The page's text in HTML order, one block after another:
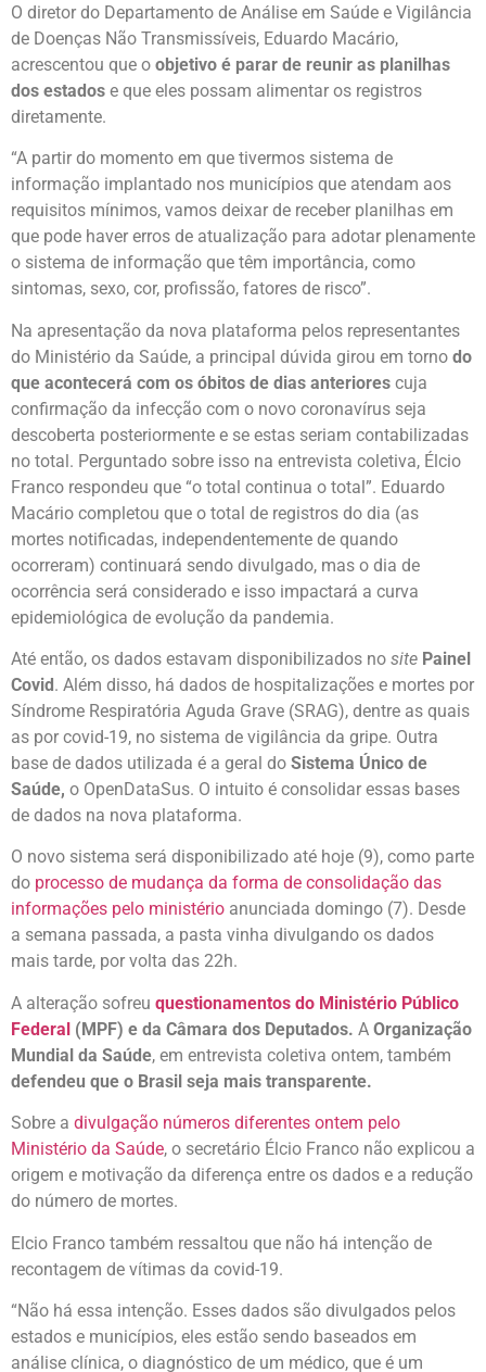
O diretor do Departamento de Análise em Saúde e Vigilância
de Doenças Não Transmissíveis, Eduardo Macário,
acrescentou que o objetivo é parar de reunir as planilhas
dos estados e que eles possam alimentar os registros
diretamente.
“A partir do momento em que tivermos sistema de
informação implantado nos municípios que atendam aos
requisitos mínimos, vamos deixar de receber planilhas em
que pode haver erros de atualização para adotar plenamente
o sistema de informação que têm importância, como
sintomas, sexo, cor, profissão, fatores de risco”.
Na apresentação da nova plataforma pelos representantes
do Ministério da Saúde, a principal dúvida girou em torno do
que acontecerá com os óbitos de dias anteriores cuja
confirmação da infecção com o novo coronavírus seja
descoberta posteriormente e se estas seriam contabilizadas
no total. Perguntado sobre isso na entrevista coletiva, Élcio
Franco respondeu que “o total continua o total”. Eduardo
Macário completou que o total de registros do dia (as
mortes notificadas, independentemente de quando
ocorreram) continuará sendo divulgado, mas o dia de
ocorrência será considerado e isso impactará a curva
epidemiológica de evolução da pandemia.
Até então, os dados estavam disponibilizados no site Painel
Covid. Além disso, há dados de hospitalizações e mortes por
Síndrome Respiratória Aguda Grave (SRAG), dentre as quais
as por covid-19, no sistema de vigilância da gripe. Outra
base de dados utilizada é a geral do Sistema Único de
Saúde, o OpenDataSus. O intuito é consolidar essas bases
de dados na nova plataforma.
O novo sistema será disponibilizado até hoje (9), como parte
do processo de mudança da forma de consolidação das
informações pelo ministério anunciada domingo (7). Desde
a semana passada, a pasta vinha divulgando os dados
mais tarde, por volta das 22h.
A alteração sofreu questionamentos do Ministério Público
Federal (MPF) e da Câmara dos Deputados. A Organização
Mundial da Saúde, em entrevista coletiva ontem, também
defendeu que o Brasil seja mais transparente.
Sobre a divulgação números diferentes ontem pelo
Ministério da Saúde, o secretário Élcio Franco não explicou a
origem e motivação da diferença entre os dados e a redução
do número de mortes.
Elcio Franco também ressaltou que não há intenção de
recontagem de vítimas da covid-19.
“Não há essa intenção. Esses dados são divulgados pelos
estados e municípios, eles estão sendo baseados em
análise clínica, o diagnóstico de um médico, que é um